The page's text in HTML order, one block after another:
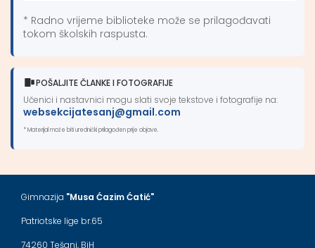
* Radno vrijeme biblioteke može se prilagođavati
tokom školskih raspusta.
POŠALJITE ČLANKE I FOTOGRAFIJE
Učenici i nastavnici mogu slati svoje tekstove i fotografije na:
websekcijatesanj@gmail.com
* Materijal može biti urednički prilagođen prije objave.
Gimnazija "Musa Ćazim Ćatić"
Patriotske lige br.65
74260 Tešanj, BiH